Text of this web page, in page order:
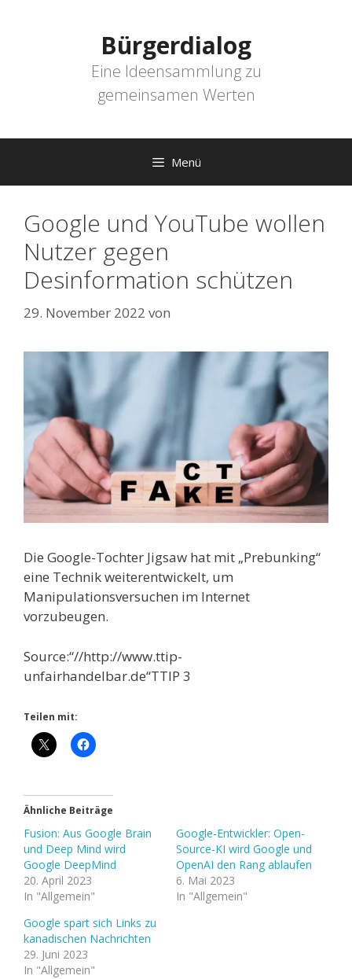
Bürgerdialog
Eine Ideensammlung zu
gemeinsamen Werten
Menü
Google und YouTube wollen
Nutzer gegen
Desinformation schützen
29. November 2022 von
Die Google-Tochter Jigsaw hat mit „Prebunking“
eine Technik weiterentwickelt, um
Manipulationsversuchen im Internet
vorzubeugen.
Source:“//http://www.ttip-
unfairhandelbar.de“TTIP 3
Teilen mit:
Ähnliche Beiträge
Fusion: Aus Google Brain
und Deep Mind wird
Google DeepMind
20. April 2023
In "Allgemein"
Google-Entwickler: Open-
Source-KI wird Google und
OpenAI den Rang ablaufen
6. Mai 2023
In "Allgemein"
Google spart sich Links zu
kanadischen Nachrichten
29. Juni 2023
In "Allgemein"